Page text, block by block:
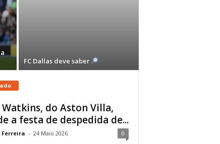
FC Dallas deve saber
do Aston Villa,
a festa de despedida de...
Ferreira - 24 Maio 2026 0